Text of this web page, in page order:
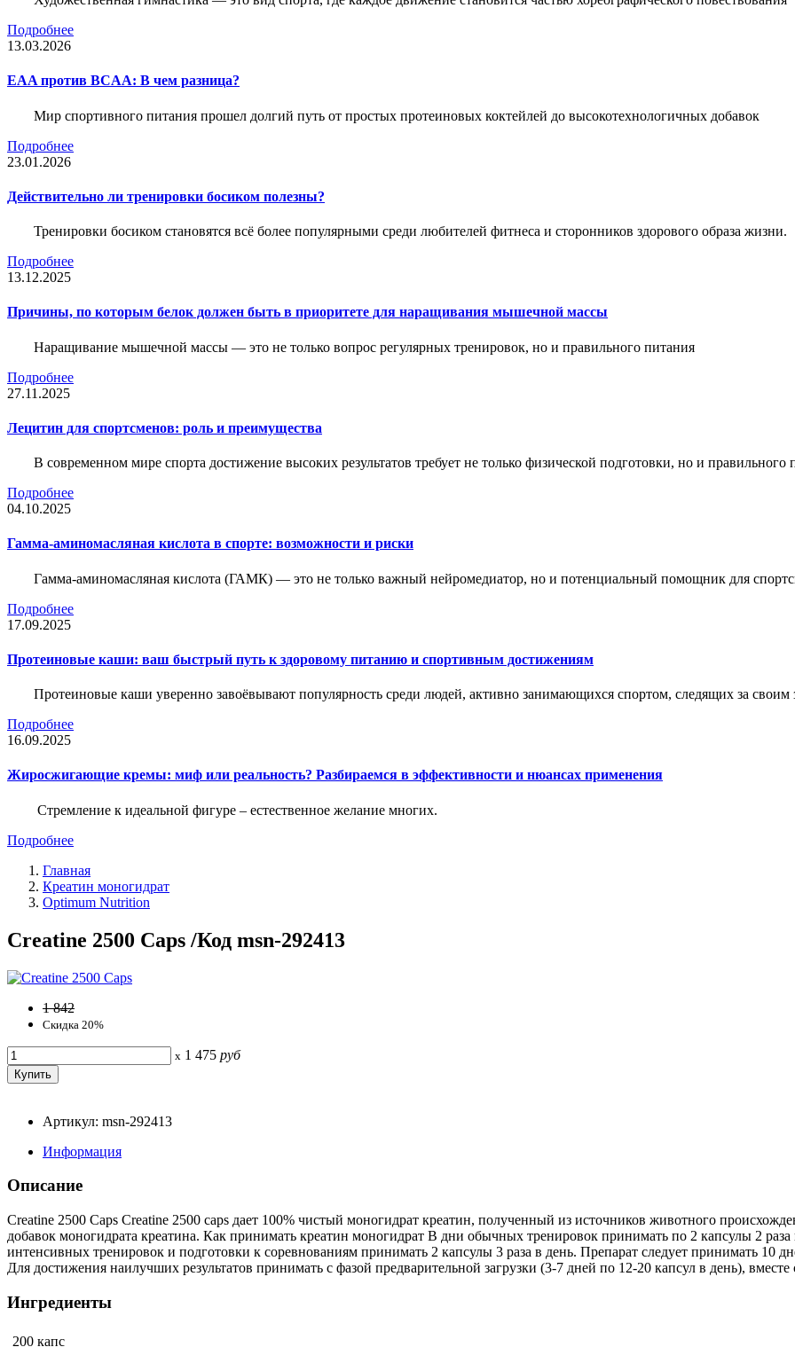
Подробнее
13.03.2026
EAA против BCAA: В чем разница?
Мир спортивного питания прошел долгий путь от простых протеиновых коктейлей до высокотехнологичных добавок
Подробнее
23.01.2026
Действительно ли тренировки босиком полезны?
Тренировки босиком становятся всё более популярными среди любителей фитнеса и сторонников здорового образа жизни.
Подробнее
13.12.2025
Причины, по которым белок должен быть в приоритете для наращивания мышечной массы
Наращивание мышечной массы — это не только вопрос регулярных тренировок, но и правильного питания
Подробнее
27.11.2025
Лецитин для спортсменов: роль и преимущества
В современном мире спорта достижение высоких результатов требует не только физической подготовки, но и правильного
Подробнее
04.10.2025
Гамма-аминомасляная кислота в спорте: возможности и риски
Гамма-аминомасляная кислота (ГАМК) — это не только важный нейромедиатор, но и потенциальный помощник для
Подробнее
17.09.2025
Протеиновые каши: ваш быстрый путь к здоровому питанию и спортивным достижениям
Протеиновые каши уверенно завоёвывают популярность среди людей, активно занимающихся спортом, следящих за
Подробнее
16.09.2025
Жиросжигающие кремы: миф или реальность? Разбираемся в эффективности и нюансах применения
Стремление к идеальной фигуре – естественное желание многих.
Подробнее
Главная
Креатин моногидрат
Optimum Nutrition
Creatine 2500 Caps /Код msn-292413
1 842
Скидка 20%
x 1 475 руб
Артикул: msn-292413
Информация
Описание
Creatine 2500 Caps Creatine 2500 caps дает 100% чистый моногидрат креатин, полученный из источников животного
добавок моногидрата креатина. Как принимать креатин моногидрат В дни обычных тренировок принимать по 2 капсулы 2
интенсивных тренировок и подготовки к соревнованиям принимать 2 капсулы 3 раза в день. Препарат следует принимать 10
Для достижения наилучших результатов принимать с фазой предварительной загрузки (3-7 дней по 12-20 капсул в день),
Ингредиенты
200 капс